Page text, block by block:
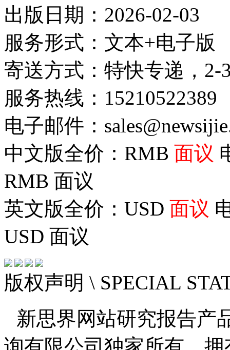
出版日期：2026-02-03
服务形式：文本+电子版
寄送方式：特快专递，2-
服务热线：15210522389
电子邮件：
中文版全价：RMB 面议
RMB 面议
英文版全价：USD 面议
USD 面议
版权声明 \ SPECIAL
新思界网站研究报告产